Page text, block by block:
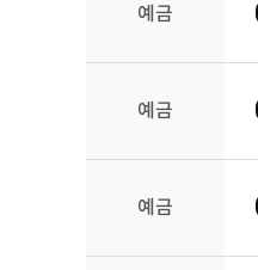
예금
예금
예금